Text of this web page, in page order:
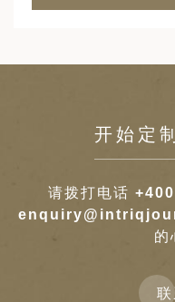
开始定
请拨打电话
的